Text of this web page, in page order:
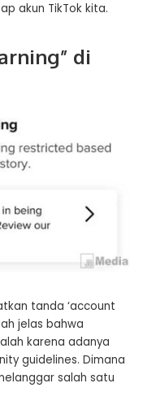
akun TikTok kita.
di
tanda ‘account
jelas bahwa
karena adanya
guidelines. Dimana
salah satu